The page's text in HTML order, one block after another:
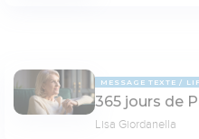
MESSAGE TEXTE
365 jours de
Lisa Giordanella